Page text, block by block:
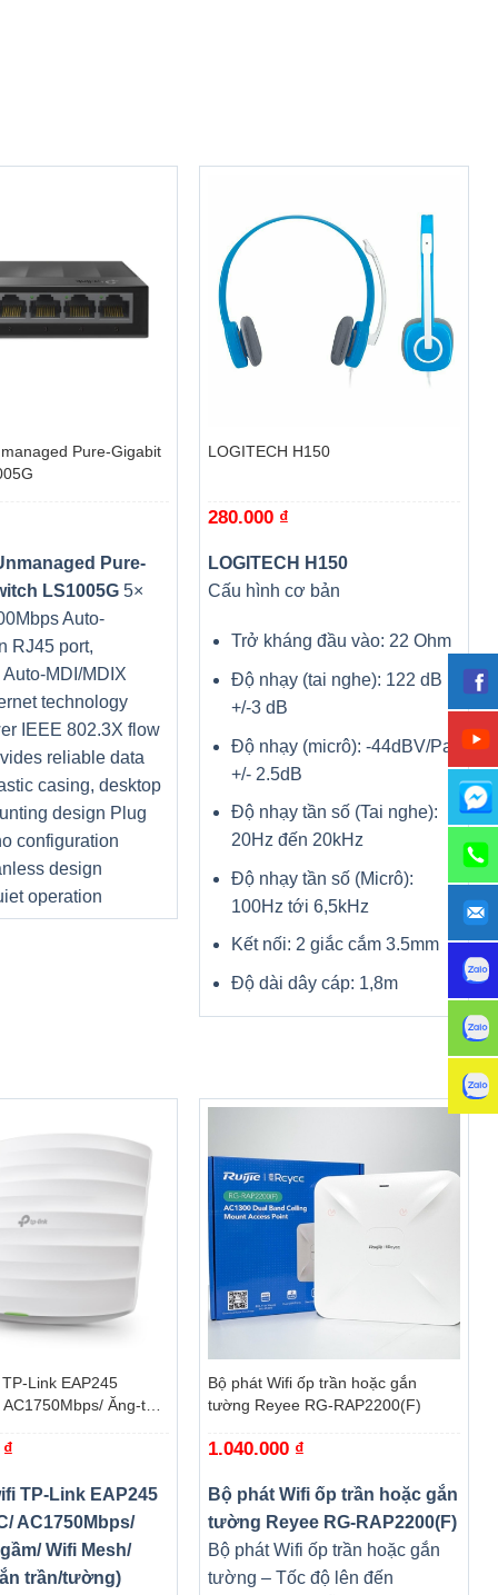
Pure-Gigabit
Pure-
LS1005G5×
Auto-
RJ45 port,
MDI/MDIX
technology
IEEE 802.3X flow
reliable data
casing, desktop
design Plug
configuration
design
operation
LOGITECH H150
280.000 ₫
LOGITECH H150
Cấu hình cơ bản
Trở kháng đầu vào: 22 Ohm
Độ nhạy (tai nghe): 122 dB
+/-3 dB
Độ nhạy (micrô): -44dBV/Pa
+/- 2.5dB
Độ nhạy tần số (Tai nghe):
20Hz đến 20kHz
Độ nhạy tần số (Micrô):
100Hz tới 6,5kHz
Kết nối: 2 giắc cắm 3.5mm
Độ dài dây cáp: 1,8m
Link EAP245
Ăng-ten
₫
TP-Link EAP245
AC1750Mbps/
Wifi Mesh/
trần/tường)
Bộ phát Wifi ốp trần hoặc gắn
tường Reyee RG-RAP2200(F)
1.040.000 ₫
Bộ phát Wifi ốp trần hoặc gắn
tường Reyee RG-RAP2200(F)
Bộ phát Wifi ốp trần hoặc gắn
tường – Tốc độ lên đến